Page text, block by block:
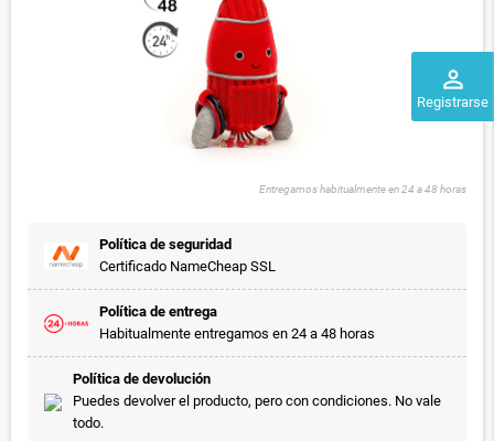
perm_identity
Registrarse
Entregamos habitualmente en 24 a 48 horas
Política de seguridad
Certificado NameCheap SSL
Política de entrega
Habitualmente entregamos en 24 a 48 horas
Política de devolución
Puedes devolver el producto, pero con condiciones. No vale
todo.